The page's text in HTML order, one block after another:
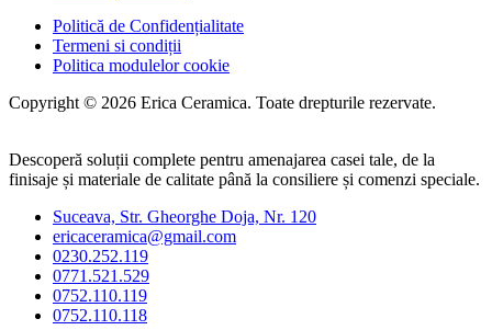
Politică de Confidențialitate
Termeni si condiții
Politica modulelor cookie
Copyright © 2026 Erica Ceramica. Toate drepturile rezervate.
Descoperă soluții complete pentru amenajarea casei tale, de la
finisaje și materiale de calitate până la consiliere și comenzi speciale.
Suceava, Str. Gheorghe Doja, Nr. 120
ericaceramica@gmail.com
0230.252.119
0771.521.529
0752.110.119
0752.110.118